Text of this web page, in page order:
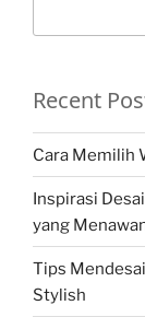
Recent
Cara Memilih
Inspirasi
yang
Tips
Stylish